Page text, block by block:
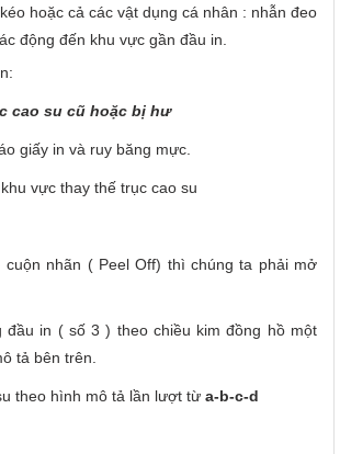
hoặc cả các vật dụng cá nhân : nhẫn đeo
động đến khu vực gần đầu in.
cao su cũ hoặc bị hư
giấy in và ruy băng mực.
vực thay thế trục cao su
cuộn nhãn ( Peel Off) thì chúng ta phải mở
đầu in ( số 3 ) theo chiều kim đồng hồ một
tả bên trên.
theo hình mô tả lần lượt từ a-b-c-d